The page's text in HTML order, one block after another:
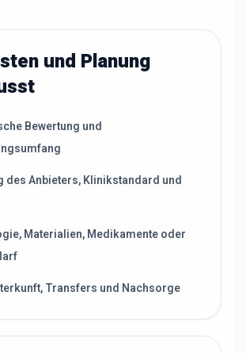
und Planung
Bewertung und
des Anbieters, Klinikstandard und
Materialien, Medikamente oder
Transfers und Nachsorge